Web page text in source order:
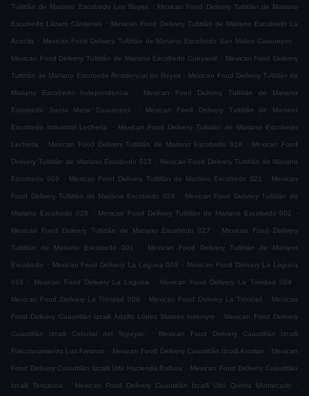
Tultitlán de Mariano Escobedo Los Reyes . Mexican Food Delivery Tultitlán de Mariano
Escobedo Lázaro Cárdenas . Mexican Food Delivery Tultitlán de Mariano Escobedo La
Acocila . Mexican Food Delivery Tultitlán de Mariano Escobedo San Mateo Cuautepec .
Mexican Food Delivery Tultitlán de Mariano Escobedo Cueyamil . Mexican Food Delivery
Tultitlán de Mariano Escobedo Residencial los Reyes . Mexican Food Delivery Tultitlán de
Mariano Escobedo Independencia . Mexican Food Delivery Tultitlán de Mariano
Escobedo Santa Maria Cuautepec . Mexican Food Delivery Tultitlán de Mariano
Escobedo Industrial Lecheria . Mexican Food Delivery Tultitlán de Mariano Escobedo
Lecheria . Mexican Food Delivery Tultitlán de Mariano Escobedo 018 . Mexican Food
Delivery Tultitlán de Mariano Escobedo 015 . Mexican Food Delivery Tultitlán de Mariano
Escobedo 003 . Mexican Food Delivery Tultitlán de Mariano Escobedo 021 . Mexican
Food Delivery Tultitlán de Mariano Escobedo 029 . Mexican Food Delivery Tultitlán de
Mariano Escobedo 028 . Mexican Food Delivery Tultitlán de Mariano Escobedo 002 .
Mexican Food Delivery Tultitlán de Mariano Escobedo 027 . Mexican Food Delivery
Tultitlán de Mariano Escobedo 001 . Mexican Food Delivery Tultitlán de Mariano
Escobedo . Mexican Food Delivery La Laguna 003 . Mexican Food Delivery La Laguna
014 . Mexican Food Delivery La Laguna . Mexican Food Delivery La Trinidad 009 .
Mexican Food Delivery La Trinidad 008 . Mexican Food Delivery La Trinidad . Mexican
Food Delivery Cuautitlán Izcalli Adolfo López Mateos Issemym . Mexican Food Delivery
Cuautitlán Izcalli Colonial del Tepeyac . Mexican Food Delivery Cuautitlán Izcalli
Fraccionamiento Los Fresnos . Mexican Food Delivery Cuautitlán Izcalli Axotlan . Mexican
Food Delivery Cuautitlán Izcalli Urbi Hacienda Balboa . Mexican Food Delivery Cuautitlán
Izcalli Texcacoa . Mexican Food Delivery Cuautitlán Izcalli Urbi Quinta Montecarlo .